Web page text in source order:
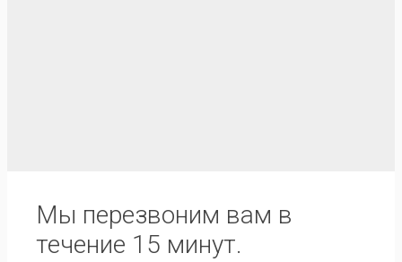
Мы перезвоним вам в
течение 15 минут.